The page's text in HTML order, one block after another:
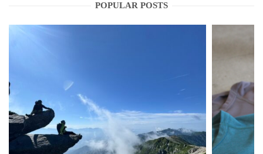
POPULAR POSTS